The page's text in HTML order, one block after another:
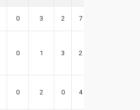
0 3 2 7
0 1 3 2
0 2 0 4